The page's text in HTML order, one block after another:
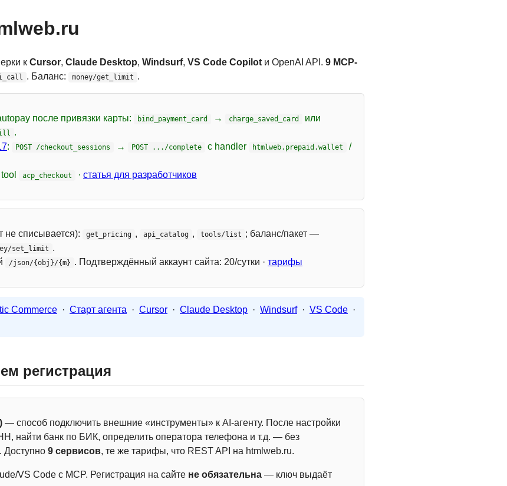
к Cursor, Claude Desktop, Windsurf, VS Code Copilotи OpenAI API. 9 MCP-
. Баланс: money/get_limit .
после привязки карты: bind_payment_card → charge_saved_card
или
.
: POST /checkout_sessions → POST .../complete с handler htmlweb.prepaid.wallet /
acp_checkout · статья для разработчиков
не списывается): get_pricing , api_catalog , tools/list ; баланс/пакет —
set_limit .
/json/{obj}/{m} . Подтверждённый аккаунт сайта: 20/сутки · тарифы
Commerce · Старт агента · Cursor · Claude Desktop · Windsurf · VS Code ·
регистрация
— способ подключить внешние «инструменты» к AI-агенту. После настройки
найти банк по БИК, определить оператора телефона и т.д. — без
Доступно 9 сервисов, те же тарифы, что REST API на htmlweb.ru.
VS Code с MCP. Регистрация на сайте не обязательна — ключ выдаёт